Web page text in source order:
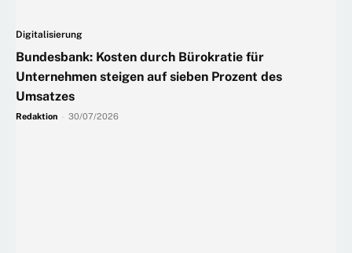
Digitalisierung
Bundesbank: Kosten durch Bürokratie für
Unternehmen steigen auf sieben Prozent des
Umsatzes
Redaktion 30/07/2026